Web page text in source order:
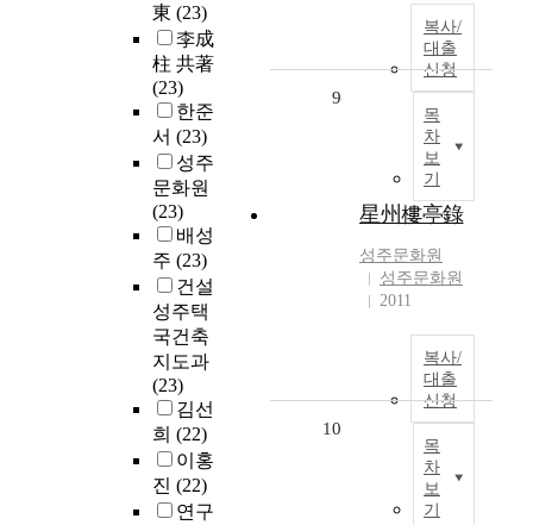
東 (23)
李成
柱 共著
(23)
한준
서 (23)
성주
문화원
(23)
배성
주 (23)
건설
성주택
국건축
지도과
(23)
김선
희 (22)
이홍
진 (22)
연구
복사/
대출
신청
목
차
보
기
9
星州樓亭錄
성주문화원
성주문화원
2011
복사/
대출
신청
목
차
보
기
10